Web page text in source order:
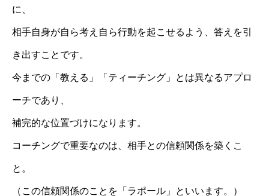
に、
相手自身が自ら考え自ら行動を起こせるよう、答えを引
き出すことです。
今までの「教える」「ティーチング」とは異なるアプロ
ーチであり、
補完的な位置づけになります。
コーチングで重要なのは、相手との信頼関係を築くこ
と。
（この信頼関係のことを「ラポール」といいます。）